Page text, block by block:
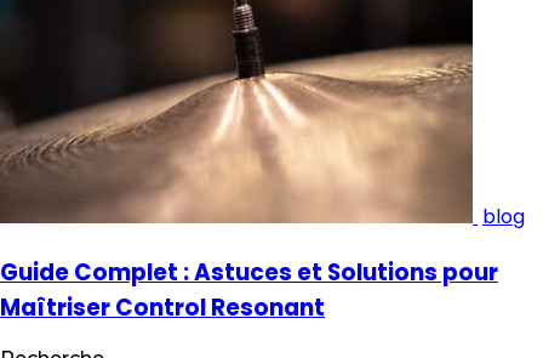
blog
Guide Complet : Astuces et Solutions pour
Maîtriser Control Resonant